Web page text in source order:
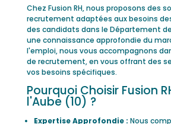
Chez Fusion RH, nous proposons des
recrutement adaptées aux besoins
des candidats dans le Département
une connaissance approfondie du
l'emploi, nous vous accompagnons
de recrutement, en vous offrant des
vos besoins spécifiques.
Pourquoi Choisir Fusion
l'Aube (10) ?
Expertise Approfondie : Nous